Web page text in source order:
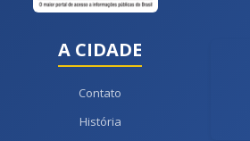
A CIDADE
Contato
História